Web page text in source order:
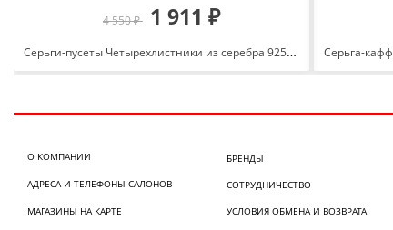
4 550 ₽ 1 911 ₽
Серьги-пусеты Четырехлистники из серебра 925 с родированием с0504786
О КОМПАНИИ
АДРЕСА И ТЕЛЕФОНЫ САЛОНОВ
МАГАЗИНЫ НА КАРТЕ
БРЕНДЫ
СОТРУДНИЧЕСТВО
УСЛОВИЯ ОБМЕНА И ВОЗВРАТА